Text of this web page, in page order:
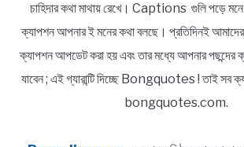
চাহিদার কথা মাথায় রেখে। Captions গুলি পড়ে
ক্যাপশন আপনার ই মনের কথা বলছে। প্রতিদিনই
ক্যাপশন আপডেট করা হয় এবং তার মধ্যে আপনার পছন্দের
যাবেন ; এই গ্যারান্টি দিচ্ছে Bongquotes ! তাই সব
bongquotes.com.